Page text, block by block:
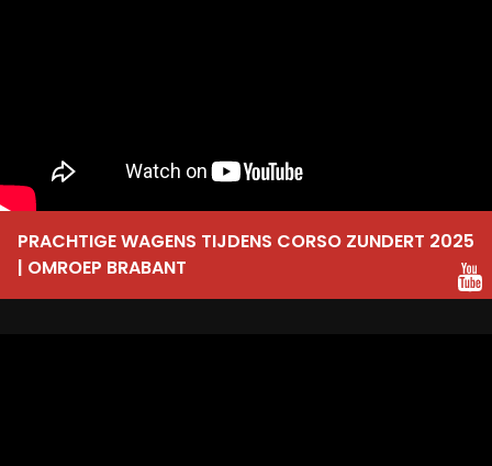
PRACHTIGE WAGENS TIJDENS CORSO ZUNDERT 2025
| OMROEP BRABANT